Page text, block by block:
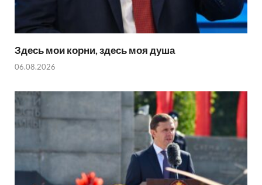
Здесь мои корни, здесь моя душа
06.08.2026